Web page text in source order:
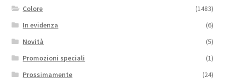
Colore
(1483)
In evidenza
(6)
Novità
(5)
Promozioni speciali
(1)
Prossimamente
(24)